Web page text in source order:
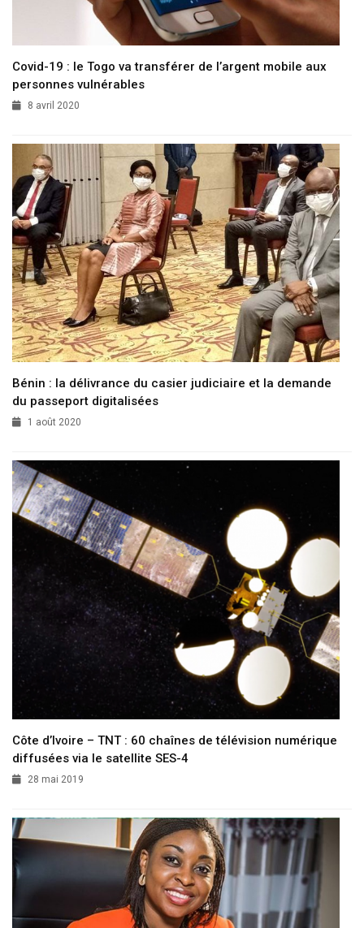
Covid-19 : le Togo va transférer de l’argent mobile aux
personnes vulnérables
8 avril 2020
Bénin : la délivrance du casier judiciaire et la demande
du passeport digitalisées
1 août 2020
Côte d’Ivoire – TNT : 60 chaînes de télévision numérique
diffusées via le satellite SES-4
28 mai 2019